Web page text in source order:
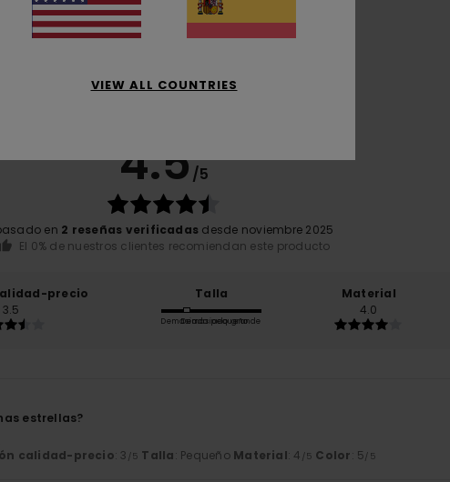
4.5/5
en 2 reseñas verificadas desde noviembre 2025
El 0% de nuestros clientes recomiendan este producto
precio
3.5
Talla
Demasiado pequeño
Demasiado grande
Material
4.0
estrellas?
calidad-precio: 3 /5 Talla: Pequeño Material: 4 /5 Color: 5/5
VIEW ALL COUNTRIES